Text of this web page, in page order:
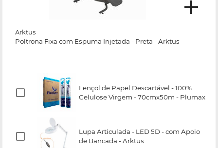
Arktus
Poltrona Fixa com Espuma Injetada - Preta - Arktus
Lençol de Papel Descartável - 100%
Celulose Virgem - 70cmx50m - Plumax
Lupa Articulada - LED 5D - com Apoio
de Bancada - Arktus